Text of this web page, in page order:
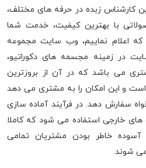
کارشناس زبده در حرفه های مختلف،
با بهترین کیفیت، خدمت شما
که اعلام نماییم، وب سایت مجموعه
در زمینه مجسمه های دکوراتیو،
می باشد که در آن از بروزترین
و این امکان را به مشتری می دهد
سفارش دهد. در فرآیند آماده سازی
های خارجی استفاده می شود که کاملا
خاطر بودن مشتریان تمامی
می شوند.